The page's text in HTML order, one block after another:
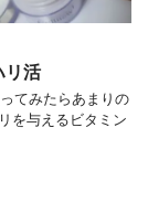
リ活
てみたらあまりの
を与えるビタミン